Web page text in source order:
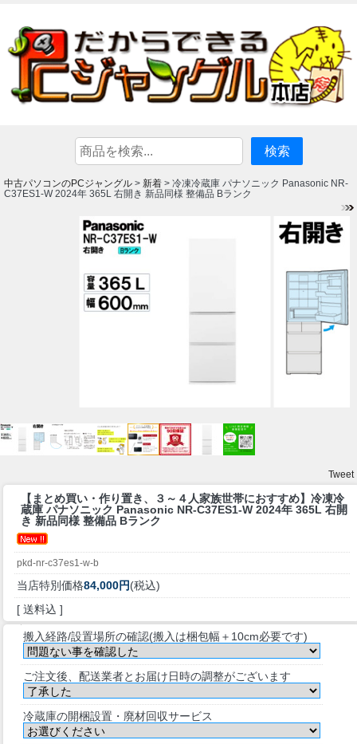
中古パソコンのPCジャングル > 新着 > 冷凍冷蔵庫 パナソニック Panasonic NR-
C37ES1-W 2024年 365L 右開き 新品同様 整備品 Bランク
Tweet
【まとめ買い・作り置き、３～４人家族世帯におすすめ】 冷凍冷
蔵庫 パナソニック Panasonic NR-C37ES1-W 2024年 365L 右開
き 新品同様 整備品 Bランク
pkd-nr-c37es1-w-b
当店特別価格84,000円(税込)
[ 送料込 ]
搬入経路/設置場所の確認(搬入は梱包幅＋10cm必要です)
ご注文後、配送業者とお届け日時の調整がございます
冷蔵庫の開梱設置・廃材回収サービス